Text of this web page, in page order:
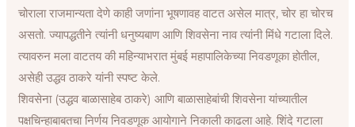
चोराला राजमान्यता देणे काही जणांना भूषणावह वाटत असेल मात्र, चोर हा चोरच
असतो. ज्यापद्धतीने त्यांनी धनुष्यबाण आणि शिवसेना नाव त्यांनी मिंधे गटाला दिले.
त्यावरुन मला वाटतय की महिन्याभरात मुंबई महापालिकेच्या निवडणूका होतील,
असेही उद्धव ठाकरे यांनी स्पष्ट केले.
शिवसेना (उद्धव बाळासाहेब ठाकरे) आणि बाळासाहेबांची शिवसेना यांच्यातील
पक्षचिन्हाबाबतचा निर्णय निवडणूक आयोगाने निकाली काढला आहे. शिंदे गटाला